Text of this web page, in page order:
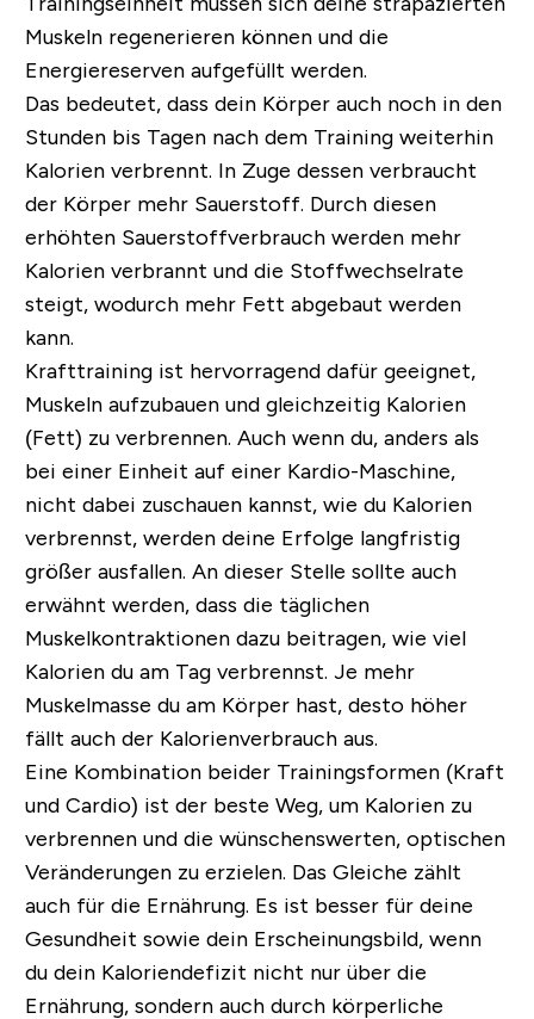
Muskeln regenerieren können und die
Energiereserven aufgefüllt werden.
Das bedeutet, dass dein Körper auch noch in den
Stunden bis Tagen nach dem Training weiterhin
Kalorien verbrennt. In Zuge dessen verbraucht
der Körper mehr Sauerstoff. Durch diesen
erhöhten Sauerstoffverbrauch werden mehr
Kalorien verbrannt und die Stoffwechselrate
steigt, wodurch mehr Fett abgebaut werden
kann.
Krafttraining ist hervorragend dafür geeignet,
Muskeln aufzubauen und gleichzeitig Kalorien
(Fett) zu verbrennen. Auch wenn du, anders als
bei einer Einheit auf einer Kardio-Maschine,
nicht dabei zuschauen kannst, wie du Kalorien
verbrennst, werden deine Erfolge langfristig
größer ausfallen. An dieser Stelle sollte auch
erwähnt werden, dass die täglichen
Muskelkontraktionen dazu beitragen, wie viel
Kalorien du am Tag verbrennst. Je mehr
Muskelmasse du am Körper hast, desto höher
fällt auch der Kalorienverbrauch aus.
Eine Kombination beider Trainingsformen (Kraft
und Cardio) ist der beste Weg, um Kalorien zu
verbrennen und die wünschenswerten, optischen
Veränderungen zu erzielen. Das Gleiche zählt
auch für die Ernährung. Es ist besser für deine
Gesundheit sowie dein Erscheinungsbild, wenn
du dein Kaloriendefizit nicht nur über die
Ernährung, sondern auch durch körperliche